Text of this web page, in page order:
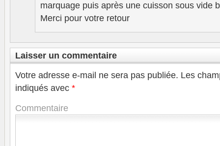
marquage puis après une cuisson sous vide
Merci pour votre retour
Laisser un commentaire
Votre adresse e-mail ne sera pas publiée. Les
indiqués avec *
Commentaire